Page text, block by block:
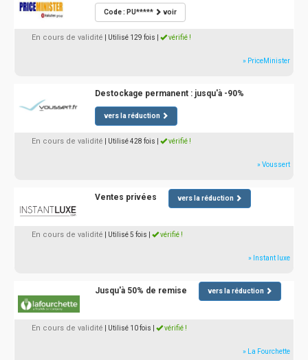
Code : PU***** voir
En cours de validité | Utilisé 129 fois vérifié !
» PriceMinister
Destockage permanent : jusqu'à -90%
vers la réduction
En cours de validité | Utilisé 428 fois vérifié !
» Voussert
Ventes privées vers la réduction
En cours de validité | Utilisé 5 fois vérifié !
» Instant luxe
Jusqu'à 50% de remise vers la réduction
En cours de validité | Utilisé 10 fois vérifié !
» La Fourchette